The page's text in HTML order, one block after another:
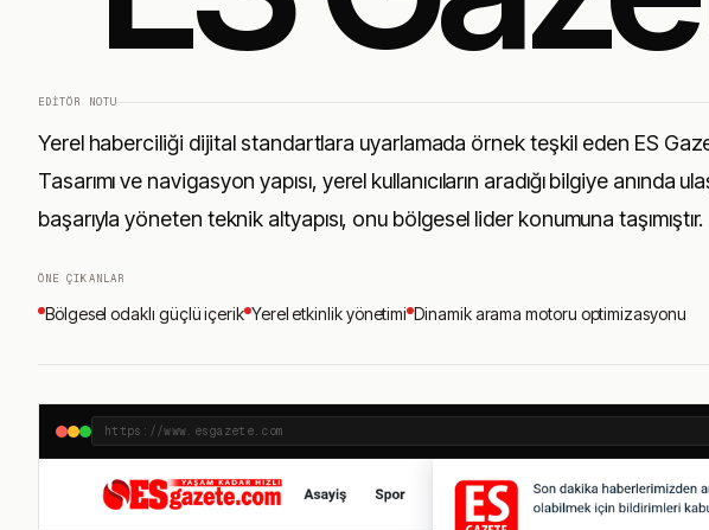
EDITÖR NOTU
Yerel haberciliği dijital standartlara uyarlamada örnek teşkil eden ES
Tasarımı ve navigasyon yapısı, yerel kullanıcıların aradığı bilgiye
başarıyla yöneten teknik altyapısı, onu bölgesel lider konumuna taşımıştır.
ÖNE ÇIKANLAR
Bölgesel odaklı güçlü içerik Yerel etkinlik yönetimi Dinamik arama motoru optimizasyonu
https://www.esgazete.com